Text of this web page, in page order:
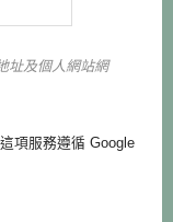
址及個人網站網
項服務遵循 Google